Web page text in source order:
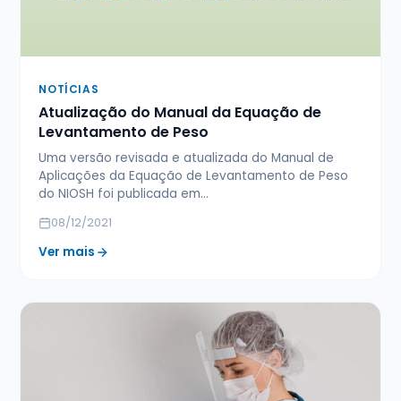
NOTÍCIAS
Atualização do Manual da Equação de
Levantamento de Peso
Uma versão revisada e atualizada do Manual de
Aplicações da Equação de Levantamento de Peso
do NIOSH foi publicada em…
08/12/2021
Ver mais